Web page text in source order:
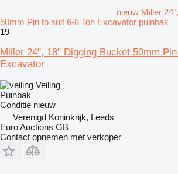
nieuw Miller
50mm Pin to suit 6-8 Ton Excavator puinbak
19
Miller 24", 18" Digging Bucket 50mm
Excavator
Veiling
Puinbak
Conditie nieuw
Verenigd Koninkrijk, Leeds
Euro Auctions GB
Contact opnemen met verkoper